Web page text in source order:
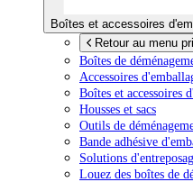
Boîtes et accessoires
Retour au menu
Boîtes de
Accessoires
Boîtes et accessoires
Housses et sacs
Outils de
Bande adhésive
Solutions
Louez des boîtes de